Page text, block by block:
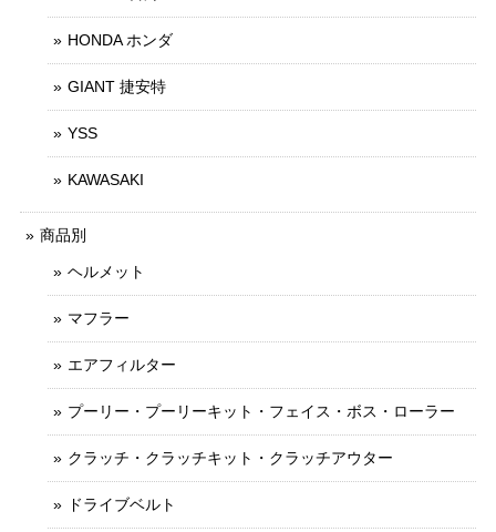
HONDA ホンダ
GIANT 捷安特
YSS
KAWASAKI
商品別
ヘルメット
マフラー
エアフィルター
プーリー・プーリーキット・フェイス・ボス・ローラー
クラッチ・クラッチキット・クラッチアウター
ドライブベルト